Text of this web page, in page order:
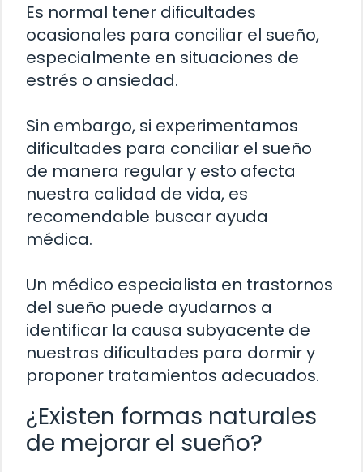
Es normal tener dificultades
ocasionales para conciliar el sueño,
especialmente en situaciones de
estrés o ansiedad.
Sin embargo, si experimentamos
dificultades para conciliar el sueño
de manera regular y esto afecta
nuestra calidad de vida, es
recomendable buscar ayuda
médica.
Un médico especialista en trastornos
del sueño puede ayudarnos a
identificar la causa subyacente de
nuestras dificultades para dormir y
proponer tratamientos adecuados.
¿Existen formas naturales
de mejorar el sueño?